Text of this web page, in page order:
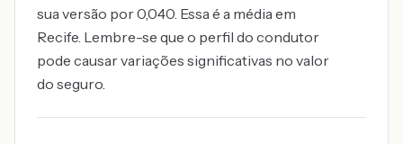
sua versão por 0,040. Essa é a média em
Recife. Lembre-se que o perfil do condutor
pode causar variações significativas no valor
do seguro.